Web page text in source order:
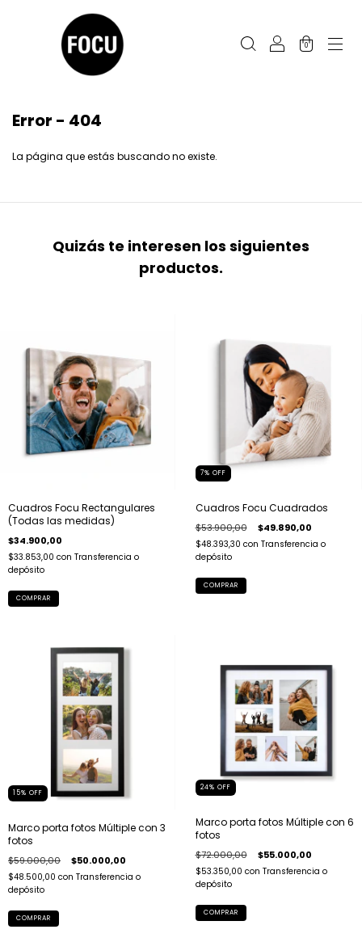
0
Error - 404
La página que estás buscando no existe.
Quizás te interesen los siguientes
productos.
Cuadros Focu Rectangulares
(Todas las medidas)
$34.900,00
$33.853,00 con Transferencia o
depósito
COMPRAR
7% OFF
Cuadros Focu Cuadrados
$53.900,00 $49.890,00
$48.393,30 con Transferencia o
depósito
COMPRAR
15% OFF
Marco porta fotos Múltiple con 3
fotos
$59.000,00 $50.000,00
$48.500,00 con Transferencia o
depósito
COMPRAR
24% OFF
Marco porta fotos Múltiple con 6
fotos
$72.000,00 $55.000,00
$53.350,00 con Transferencia o
depósito
COMPRAR